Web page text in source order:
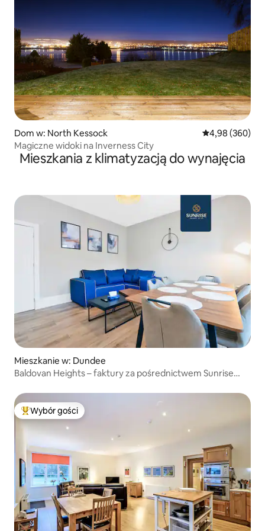
Dom w: North Kessock Średnia
4,98 (360)
Magiczne widoki na Inverness City
Mieszkania z klimatyzacją do wynajęcia
Mieszkanie w: Dundee
Baldovan Heights – faktury za pośrednictwem Sunrise
Najpopularniejsze z kategorii Wybór gości
Wybór gości